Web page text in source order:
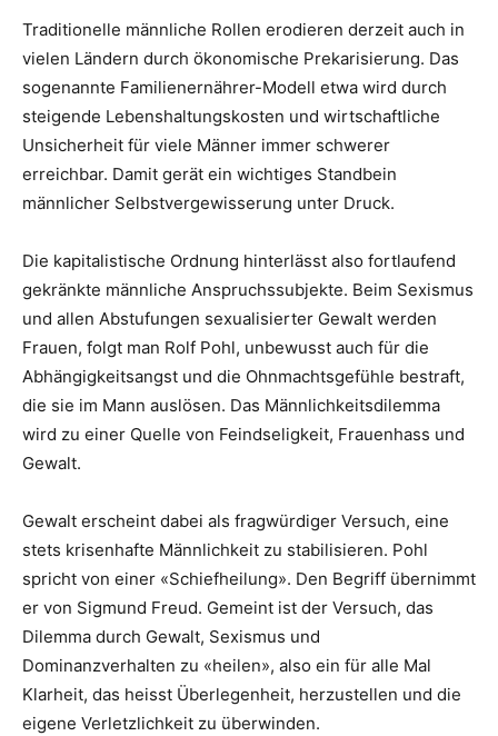
Traditionelle männliche Rollen erodieren derzeit auch in
vielen Ländern durch ökonomische Prekarisierung. Das
sogenannte Familienernährer-Modell etwa wird durch
steigende Lebenshaltungskosten und wirtschaftliche
Unsicherheit für viele Männer immer schwerer
erreichbar. Damit gerät ein wichtiges Standbein
männlicher Selbstvergewisserung unter Druck.
Die kapitalistische Ordnung hinterlässt also fortlaufend
gekränkte männliche Anspruchssubjekte. Beim Sexismus
und allen Abstufungen sexualisierter Gewalt werden
Frauen, folgt man Rolf Pohl, unbewusst auch für die
Abhängigkeitsangst und die Ohnmachtsgefühle bestraft,
die sie im Mann auslösen. Das Männlichkeitsdilemma
wird zu einer Quelle von Feindseligkeit, Frauenhass und
Gewalt.
Gewalt erscheint dabei als fragwürdiger Versuch, eine
stets krisenhafte Männlichkeit zu stabilisieren. Pohl
spricht von einer «Schiefheilung». Den Begriff übernimmt
er von Sigmund Freud. Gemeint ist der Versuch, das
Dilemma durch Gewalt, Sexismus und
Dominanzverhalten zu «heilen», also ein für alle Mal
Klarheit, das heisst Überlegenheit, herzustellen und die
eigene Verletzlichkeit zu überwinden.